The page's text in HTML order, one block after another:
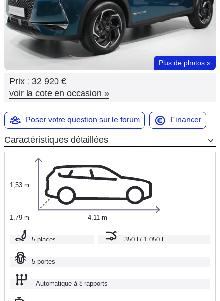
Services
Forum
Marques
Plus de photos »
Prix : 32 920 €
voir la cote en occasion »
Poser votre question sur le forum Financer
Caractéristiques détaillées
1,53 m
1,79 m 4,11 m
5 places 350 l / 1 050 l
5 portes
Automatique à 8 rapports